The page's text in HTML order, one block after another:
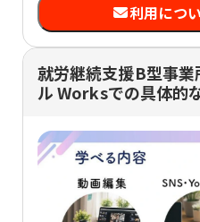
利用につ
就労継続支援B型事
ル Worksでの具体的